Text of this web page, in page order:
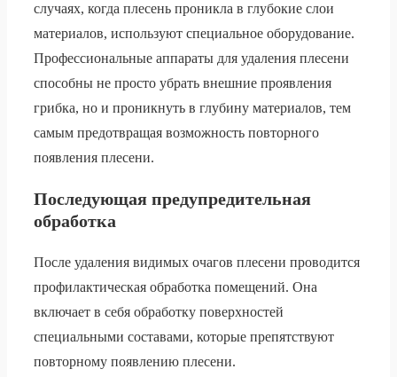
случаях, когда плесень проникла в глубокие слои
материалов, используют специальное оборудование.
Профессиональные аппараты для удаления плесени
способны не просто убрать внешние проявления
грибка, но и проникнуть в глубину материалов, тем
самым предотвращая возможность повторного
появления плесени.
Последующая предупредительная
обработка
После удаления видимых очагов плесени проводится
профилактическая обработка помещений. Она
включает в себя обработку поверхностей
специальными составами, которые препятствуют
повторному появлению плесени.